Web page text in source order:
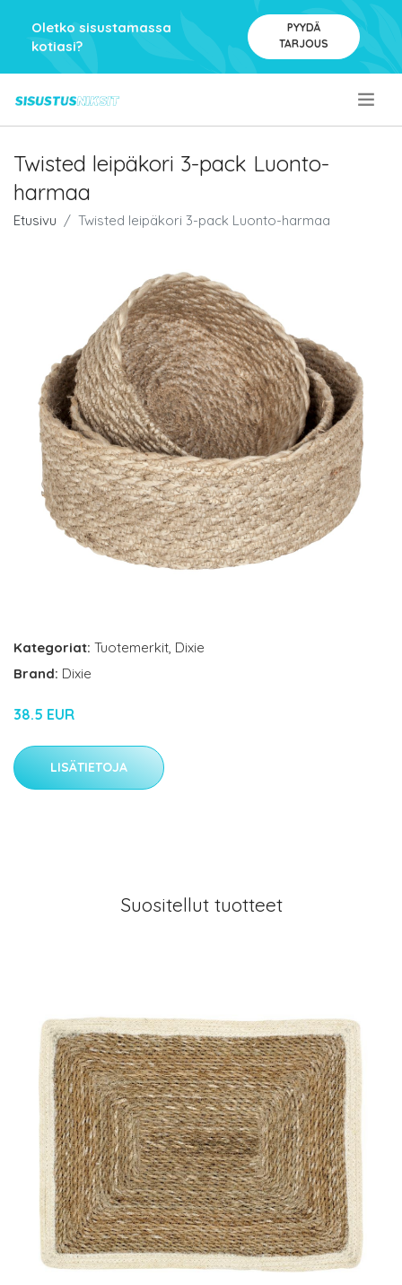
Oletko sisustamassa
kotiasi?
PYYDÄ
TARJOUS
Twisted leipäkori 3-pack Luonto-
harmaa
Etusivu Twisted leipäkori 3-pack Luonto-harmaa
Kategoriat: Tuotemerkit, Dixie
Brand: Dixie
38.5 EUR
LISÄTIETOJA
Suositellut tuotteet